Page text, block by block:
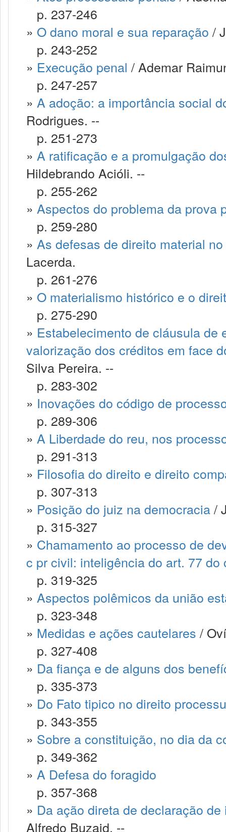
p. 237-246
» O dano moral e sua reparação /
p. 243-252
» Execução penal / Ademar
p. 247-257
» A adoção: a importância social
Rodrigues. --
p. 251-273
» A ratificação e a promulgação
Hildebrando Acióli. --
p. 255-262
» Aspectos do problema da prova
p. 259-280
» As defesas de direito material
Lacerda.
p. 261-276
» O materialismo histórico e o
p. 275-290
» Estabelecimento de cláusula de
valorização dos créditos em face
Silva Pereira. --
p. 283-302
» Inovações do código de
p. 289-306
» A Liberdade do reu, nos
p. 291-313
» Filosofia do direito e direito
p. 307-313
» Posição do juiz na democracia/
p. 315-327
» Chamamento ao processo de
c pr civil: inteligência do art. 77
p. 319-325
» Aspectos polêmicos da união
p. 323-348
» Medidas e ações cautelares /
p. 327-408
» Da fiança e de alguns dos
p. 335-373
» Do Fato tipico no direito
p. 343-355
» Sobre a constituição, no dia da
p. 349-362
» A Defesa do foragido
p. 357-368
» Da ação direta de declaração
Alfredo Buzaid. --